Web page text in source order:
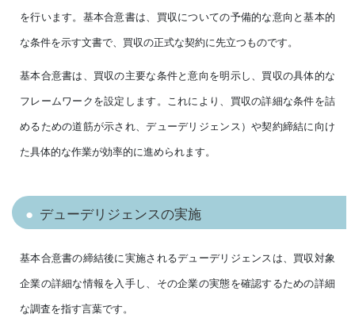
を行います。基本合意書は、買収についての予備的な意向と基本的
な条件を示す文書で、買収の正式な契約に先立つものです。
基本合意書は、買収の主要な条件と意向を明示し、買収の具体的な
フレームワークを設定します。これにより、買収の詳細な条件を詰
めるための道筋が示され、デューデリジェンス）や契約締結に向け
た具体的な作業が効率的に進められます。
デューデリジェンスの実施
基本合意書の締結後に実施されるデューデリジェンスは、買収対象
企業の詳細な情報を入手し、その企業の実態を確認するための詳細
な調査を指す言葉です。